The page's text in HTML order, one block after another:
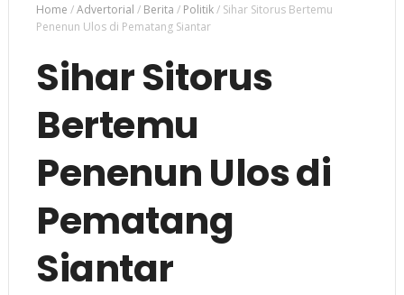
Home /Advertorial / Berita / Politik/ Sihar Sitorus Bertemu
Penenun Ulos di Pematang Siantar
Sihar Sitorus
Bertemu
Penenun Ulos di
Pematang
Siantar